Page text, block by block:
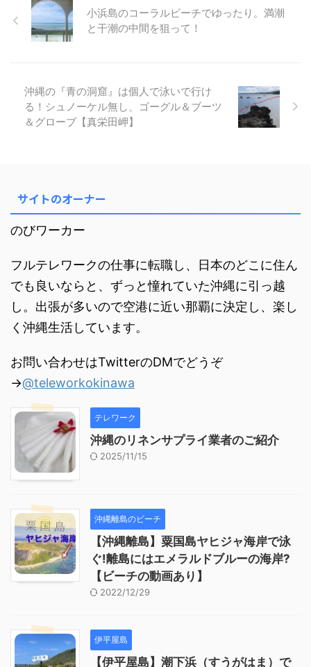
チに面した駐車場は広々なので車
の中でWeb会議もOK。そして、
ウォッシュレット付きのトイレ、
る冷房完備のカフェ、ビーチ沿い
のキャンプ場もあり、数日の長期
滞在ワーケーションでも大丈夫で
小浜島のコーラルビーチでゆったり。満潮
と干潮の中間を狙って！
沖縄の『青の洞窟』は個人で泳いで行け
る！シュノーケル無し、ゴーグル＆ブーツ
＆グローブ【真栄田岬】
サイトのオーナー
のびワーカー
フルテレワークの仕事に転職し、日本のどこに住ん
でも良いならと、ずっと憧れていた沖縄に引っ越
し。出張が多いので空港に近い那覇に決定し、楽し
く沖縄生活しています。
お問い合わせはTwitterのDMでどうぞ
→@teleworkokinawa
テレワーク
沖縄のリネンサプライ業者のご紹介
2025/11/15
沖縄離島のビーチ
【沖縄離島】粟国島ヤヒジャ海岸で泳
ぐ!離島にはエメラルドブルーの海岸?
【ビーチの動画あり】
2022/12/29
伊平屋島
【伊平屋島】潮下浜（すうがはま）で